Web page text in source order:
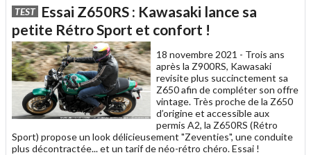
à
un
ami
TEST Essai Z650RS : Kawasaki lance sa
petite Rétro Sport et confort !
18 novembre 2021 - Trois ans
après la Z900RS, Kawasaki
revisite plus succinctement sa
Z650 afin de compléter son offre
vintage. Très proche de la Z650
d’origine et accessible aux
permis A2, la Z650RS (Rétro
Sport) propose un look délicieusement "Zeventies", une conduite
plus décontractée... et un tarif de néo-rétro chéro. Essai !